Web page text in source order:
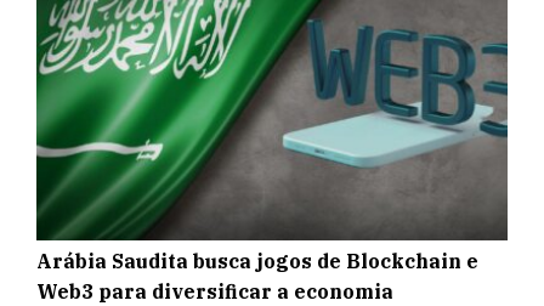
Arábia Saudita busca jogos de Blockchain e
Web3 para diversificar a economia